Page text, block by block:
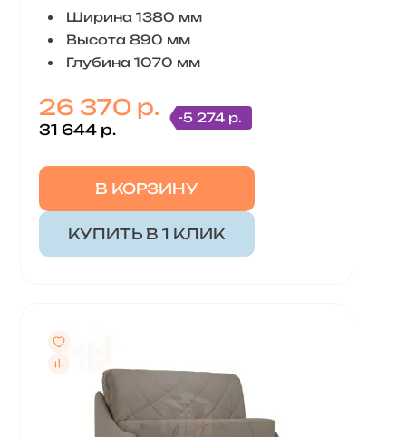
Ширина 1380 мм
Высота 890 мм
Глубина 1070 мм
26 370 р.
31 644 р.
-5 274 р.
В КОРЗИНУ
КУПИТЬ В 1 КЛИК